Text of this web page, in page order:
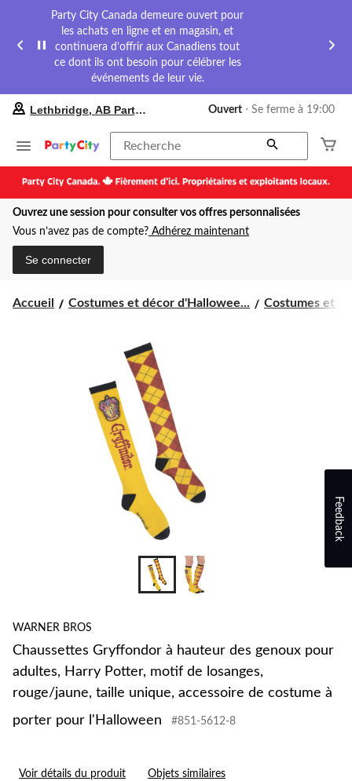
Party City Canada demeure ouvert pour
les achats en ligne et en magasin, et
continuera d’offrir aux Canadiens tout
ce dont ils ont besoin pour célébrer les
événements de leur vie.
préféré
Lethbridge,
Party
City,
courament
Ouvert,
cliquer
Lethbridge, AB Party City Ouvert ⋅ Se ferme à 19:00
Recherche
Ouvrez une session pour consulter vos offres personnalisées
Vous n’avez pas de compte? Adhérez maintenant
Se connecter
Accueil Costumes et décor d'Hallowee... Costumes et
WARNER BROS
Chaussettes Gryffondor à hauteur des genoux pour
adultes, Harry Potter, motif de losanges,
rouge/jaune, taille unique, accessoire de costume à
porter pour l'Halloween
#851-5612-8
Voir détails du produit Objets similaires
Feedback